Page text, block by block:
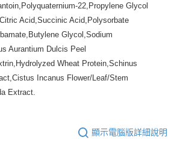
22,Propylene Glycol
Acid,Succinic Acid,Polysorbate
Glycol,Sodium
Aurantium Dulcis Peel
Wheat Protein,Schinus
Incanus Flower/Leaf/Stem
Extract.
顯示電腦版詳細說明